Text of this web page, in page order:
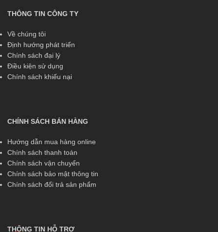
THÔNG TIN CÔNG TY
Về chúng tôi
Định hướng phát triển
Chính sách đại lý
Điều kiện sử dụng
Chính sách khiếu nại
CHÍNH SÁCH BÁN HÀNG
Hướng dẫn mua hàng online
Chính sách thanh toán
Chính sách vận chuyển
Chính sách bảo mật thông tin
Chính sách đổi trả sản phẩm
THÔNG TIN HỖ TRỢ